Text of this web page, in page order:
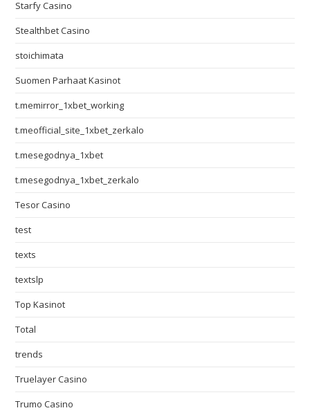
Starfy Casino
Stealthbet Casino
stoichimata
Suomen Parhaat Kasinot
t.memirror_1xbet_working
t.meofficial_site_1xbet_zerkalo
t.mesegodnya_1xbet
t.mesegodnya_1xbet_zerkalo
Tesor Casino
test
texts
textslp
Top Kasinot
Total
trends
Truelayer Casino
Trumo Casino